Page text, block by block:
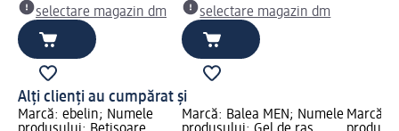
selectare magazin dm
selectare magazin dm
Alți clienți au cumpărat și
Marcă: ebelin; Numele
Marcă: Balea MEN; Numele Marcă: